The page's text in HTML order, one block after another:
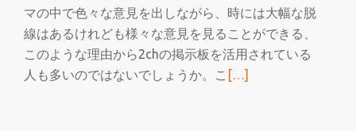
マの中で色々な意見を出しながら、時には大幅な脱
線はあるけれども様々な意見を見ることができる、
このような理由から2chの掲示板を活用されている
人も多いのではないでしょうか。こ 続[…]